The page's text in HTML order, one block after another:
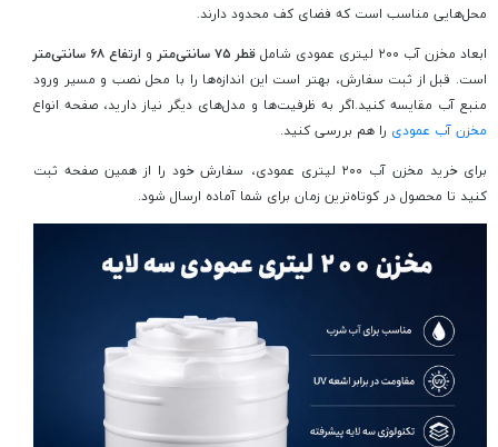
محل‌هایی مناسب است که فضای کف محدود دارند.
ابعاد مخزن آب ۲۰۰ لیتری عمودی شامل
قطر ۷۵ سانتی‌متر و ارتفاع ۶۸ سانتی‌متر
است. قبل از ثبت سفارش، بهتر است این اندازه‌ها را با محل نصب و مسیر ورود
منبع آب مقایسه کنید.اگر به ظرفیت‌ها و مدل‌های دیگر نیاز دارید، صفحه انواع
مخزن آب عمودی را هم بررسی کنید.
برای خرید مخزن آب ۲۰۰ لیتری عمودی، سفارش خود را از همین صفحه ثبت
کنید تا محصول در کوتاه‌ترین زمان برای شما آماده ارسال شود.